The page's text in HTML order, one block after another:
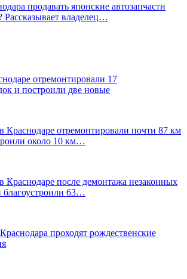
продавать японские автозапчасти
Рассказывает владелец…
отремонтировали 17
и построили две новые
Краснодаре отремонтировали почти 87 км
около 10 км…
Краснодаре после демонтажа незаконных
благоустроили 63…
проходят рождественские